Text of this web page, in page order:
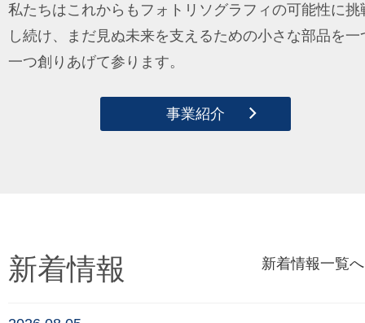
私たちはこれからもフォトリソグラフィの可能性に挑
し続け、まだ見ぬ未来を支えるための小さな部品を一
一つ創りあげて参ります。
事業紹介
新着情報 新着情報一覧へ